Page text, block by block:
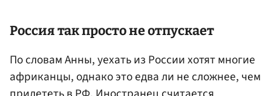
Россия так просто не отпускает
По словам Анны, уехать из России хотят многие
африканцы, однако это едва ли не сложнее, чем